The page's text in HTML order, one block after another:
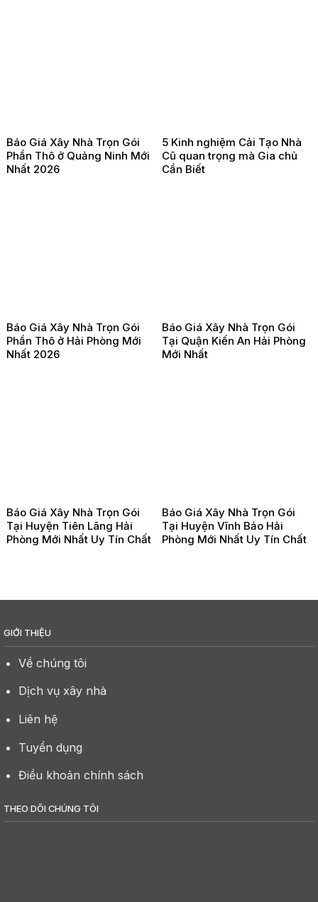
Báo Giá Xây Nhà Trọn Gói
Phần Thô ở Quảng Ninh Mới
Nhất 2026
5 Kinh nghiệm Cải Tạo Nhà
Cũ quan trọng mà Gia chủ
Cần Biết
Báo Giá Xây Nhà Trọn Gói
Phần Thô ở Hải Phòng Mới
Nhất 2026
Báo Giá Xây Nhà Trọn Gói
Tại Quận Kiến An Hải Phòng
Mới Nhất
Báo Giá Xây Nhà Trọn Gói
Tại Huyện Tiên Lãng Hải
Phòng Mới Nhất Uy Tín Chất
Báo Giá Xây Nhà Trọn Gói
Tại Huyện Vĩnh Bảo Hải
Phòng Mới Nhất Uy Tín Chất
GIỚI THIỆU
Về chúng tôi
Dịch vụ xây nhà
Liên hệ
Tuyển dụng
Điều khoản chính sách
THEO DÕI CHÚNG TÔI